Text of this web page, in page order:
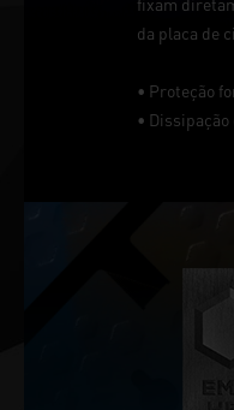
fixam
da placa de
• Proteção
•